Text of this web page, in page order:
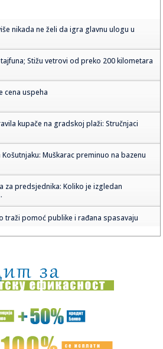
nikada ne želi da igra glavnu ulogu u
Stižu vetrovi od preko 200 kilometara
cena uspeha
kupače na gradskoj plaži: Stručnjaci
Muškarac preminuo na bazenu
za predsjednika: Koliko je izgledan
traži pomoć publike i rađana spasavaju
sa Zvezdom: "Ne zameram nikome, to je
tektonski potres - odjavio Real i rekao DA
Zelenskog: Poznato kada stiže u Beograd